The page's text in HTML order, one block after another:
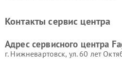
Контакты сервис центра
Адрес сервисного центра
г. Нижневартовск, ул. 60 лет